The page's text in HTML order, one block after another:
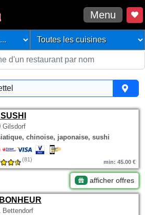
Menu
Gilsdorf
chinoise, japonaise, sushi
(81) min: 45.00 €
afficher offres
Bettendorf